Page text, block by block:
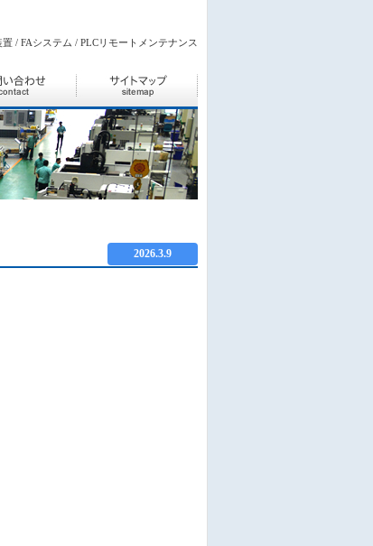
/ FAシステム / PLCリモートメンテナンス
2026.3.9